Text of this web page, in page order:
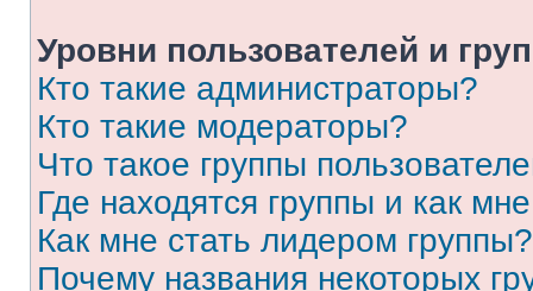
Уровни пользователей и
Кто такие администраторы?
Кто такие модераторы?
Что такое группы
Где находятся группы и как
Как мне стать лидером группы?
Почему названия некоторых